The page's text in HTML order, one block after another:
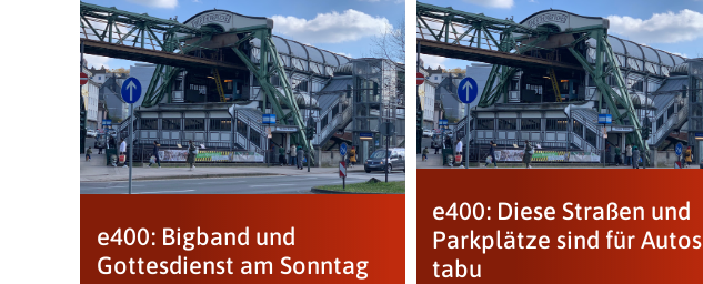
e400: Bigband und
Gottesdienst am Sonntag
e400: Diese Straßen und
Parkplätze sind für Autos
tabu